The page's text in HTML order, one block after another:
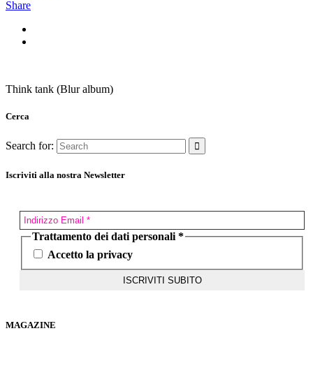
Share
Think tank (Blur album)
Cerca
Search for:
Iscriviti alla nostra Newsletter
Trattamento dei dati personali *
Accetto la privacy
MAGAZINE